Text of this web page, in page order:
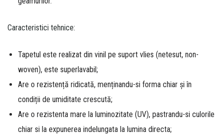
Caracteristici tehnice:
Tapetul este realizat din vinil pe suport vlies (netesut, non-
woven), este superlavabil;
Are o rezistență ridicată, menținandu-si forma chiar și în
condiții de umiditate crescută;
Are o rezistenta mare la luminozitate (UV), pastrandu-si culorile
chiar si la expunerea indelungata la lumina directa;